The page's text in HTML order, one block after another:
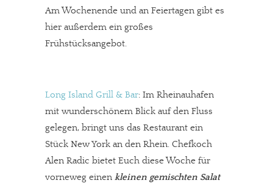
Am Wochenende und an Feiertagen gibt es
hier außerdem ein großes
Frühstücksangebot.
Long Island Grill & Bar: Im Rheinauhafen
mit wunderschönem Blick auf den Fluss
gelegen, bringt uns das Restaurant ein
Stück New York an den Rhein. Chefkoch
Alen Radic bietet Euch diese Woche für
vorneweg einen kleinen gemischten Salat